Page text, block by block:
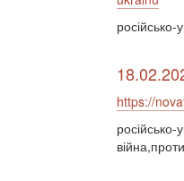
російсько-
https://
російсько-